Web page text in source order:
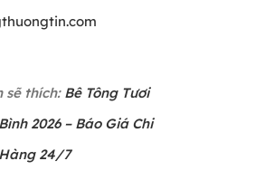
sẽ thích: Bê Tông Tươi
2026 – Báo Giá Chi
24/7